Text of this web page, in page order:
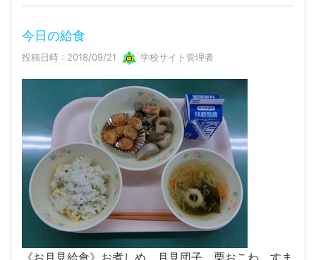
今日の給食
投稿日時 : 2018/09/21 学校サイト管理者